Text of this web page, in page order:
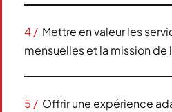
4 / Mettre en valeur les
mensuelles et la mission de
5 / Offrir une expérience